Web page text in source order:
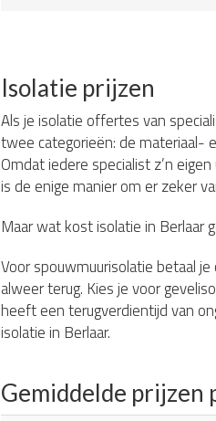
Isolatie prijzen
Als je isolatie offertes van
twee categorieën: de materiaal-
Omdat iedere specialist z’n
is de enige manier om er zeker
Maar wat kost isolatie in Berlaar
Voor spouwmuurisolatie betaal
alweer terug. Kies je voor
heeft een terugverdientijd van
isolatie in Berlaar.
Gemiddelde prijzen